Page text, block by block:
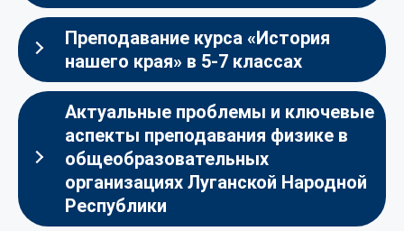
Преподавание курса «История
нашего края» в 5-7 классах
Актуальные проблемы и ключевые
аспекты преподавания физике в
общеобразовательных
организациях Луганской Народной
Республики